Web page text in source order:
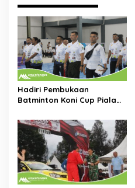
a
s
i
p
o
s
Hadiri Pembukaan
Batminton Koni Cup Piala
0207/Simalungun:Selamat
Bertanding dan Jaga
Sportivitas